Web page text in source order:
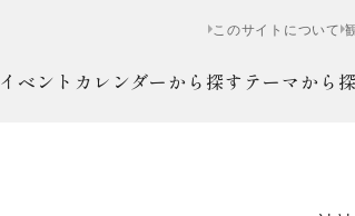
このサイトについて
イベントカレンダーから探す テーマから